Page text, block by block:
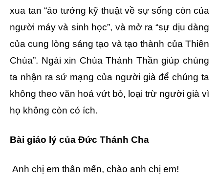
xua tan “ảo tưởng kỹ thuật về sự sống còn của
người máy và sinh học”, và mở ra “sự dịu dàng
của cung lòng sáng tạo và tạo thành của Thiên
Chúa”. Ngài xin Chúa Thánh Thần giúp chúng
ta nhận ra sứ mạng của người già để chúng ta
không theo văn hoá vứt bỏ, loại trừ người già vì
họ không còn có ích.
Bài giáo lý của Đức Thánh Cha
Anh chị em thân mến, chào anh chị em!